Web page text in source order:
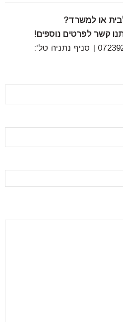
או למשרד?
קשר לפרטים נוספים!
סניף ראשון לציון טל': 0723923588 | סניף נתניה טל':
cached